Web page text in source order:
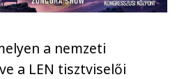
a nemzeti
a LEN tisztviselői